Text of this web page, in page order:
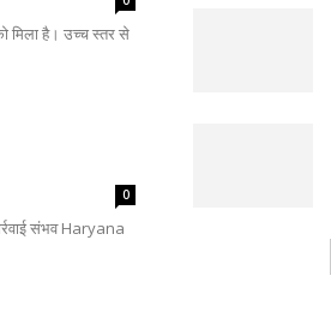
मिला है। उच्च स्तर से
0
संभव Haryana